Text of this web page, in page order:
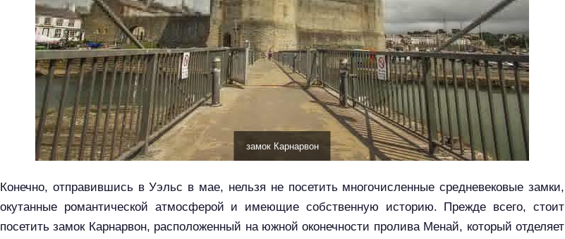
замок Карнарвон
Конечно, отправившись в Уэльс в мае, нельзя не посетить многочисленные средневековые замки,
окутанные романтической атмосферой и имеющие собственную историю. Прежде всего, стоит
посетить замок Карнарвон, расположенный на южной оконечности пролива Менай, который отделяет